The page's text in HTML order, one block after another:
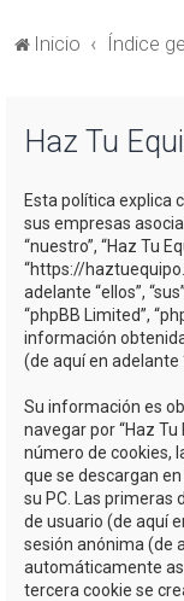
Inicio Índice
Haz Tu
Esta política explica
sus empresas
“nuestro”, “Haz Tu
“https://
adelante “ellos”,
“phpBB Limited”,
información
(de aquí en adelante
Su información es
navegar por “Haz
número de cookies,
que se descargan
su PC. Las primeras
de usuario (de aquí
sesión anónima (de
automáticamente
tercera cookie se